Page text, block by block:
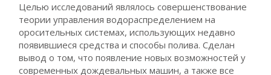
Целью исследований являлось совершенствование
теории управления водораспределением на
оросительных системах, использующих недавно
появившиеся средства и способы полива. Сделан
вывод о том, что появление новых возможностей у
современных дождевальных машин, а также все